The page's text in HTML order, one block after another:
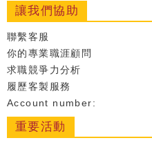
讓我們協助
聯繫客服
你的專業職涯顧問
求職競爭力分析
履歷客製服務
Account number:
重要活動